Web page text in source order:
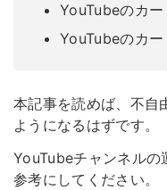
YouTubeのカ
YouTubeのカ
本記事を読めば、不自
ようになるはずです。
YouTubeチャンネルの
参考にしてください。